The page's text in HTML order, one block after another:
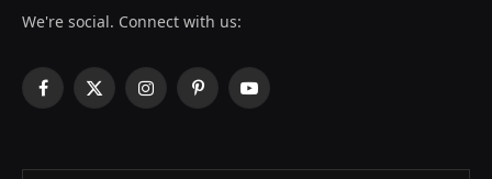
We're social. Connect with us:
Facebook
X
InstagramPinterestYouTube